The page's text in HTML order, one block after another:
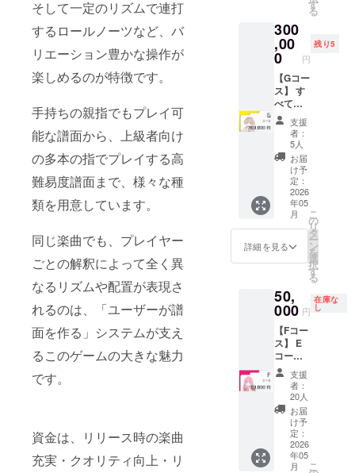
そして一定のリズムで連打
するロールノーツなど、バ
リエーション豊かな操作が
楽しめるのが特徴です。
手持ちの親指でもプレイ可
能な譜面から、上級者向け
の多本の指でプレイする高
難易度譜面まで、様々な種
類を用意しています。
同じ楽曲でも、プレイヤー
ごとの解釈によって全く異
なるリズムや配置が表現さ
れるのは、「ユーザーが譜
面を作る」システムが支え
るこのゲームの大きな魅力
です。
資金は、リリース時の楽曲
充実・クオリティ向上・リ
スト
カード
はメイ
ラク
ターの3
人から
選ぶこ
とがで
きま
す。 そ
れぞれ
別の
キャラ
クター
を選ぶ
ことも
出来ま
・マゼ
ンタ (ピ
ンク) ・
イエ
ロー (黄
色)
定壁紙
（PC・
スマホ
サイ
ズ） ■
クラウ
ドファ
ンディ
ング限
定アイ
コン ■
専用称
号 ■ 設
定資料
冊子 ■
ポスト
カード
（全種
ド ※お
礼メッ
はメイ
ンキャ
ラク
ターの3
人から
選ぶこ
とがで
きま
す。 ・
シアン
(水色)
一とな
りま
す。F
コース
+が売切
れた場
合、同
一内容
のコー
スの再
補充は
保証で
きませ
ん。 ※
制作に
時間が
かかり
ますの
で、提
スより
遅く設
定され
ており
ます。
《リ
ターン
内容》
■ キャ
ラク
ターか
らのお
礼メッ
セージ
す
る
300
,00
0 円
残り5
【Gコー
ス】 す
べての
特典に
加え、
実装楽
曲要望
権が含
まれる
特別な
コース
です。
《リ
ターン
内容》
ターか
らのお
礼メッ
セージ
（3種類
から1
つ） ■
ゲーム
内にお
名前を
クレ
ジット
記載 ■
クラウ
支援
者：
5人
お届
け予
定：
2026
年05
月
詳細を見る
こ
の
リ
タ
ー
ン
を
選
択
す
る
50,
000 円
在庫な
し
【Fコー
ス】 E
コース
に虹色
の専用
称号・
スポン
サーク
レジッ
トが加
わった
支援
者：
20人
お届
け予
定：
2026
年05
月
こ